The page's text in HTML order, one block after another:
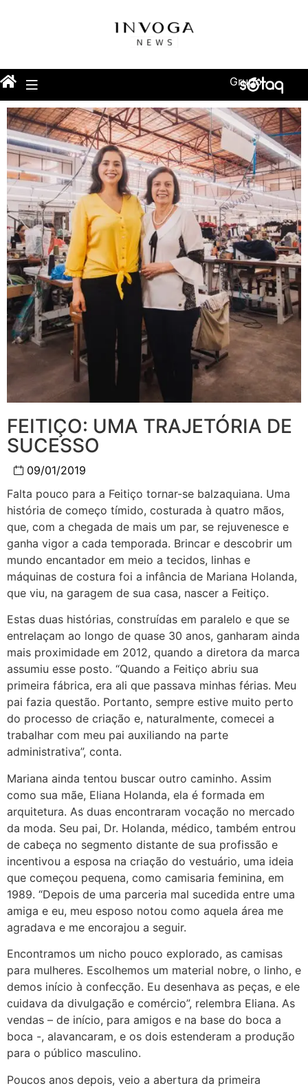
Grupo
FEITIÇO: UMA TRAJETÓRIA DE
SUCESSO
09/01/2019
Falta pouco para a Feitiço tornar-se balzaquiana. Uma
história de começo tímido, costurada à quatro mãos,
que, com a chegada de mais um par, se rejuvenesce e
ganha vigor a cada temporada. Brincar e descobrir um
mundo encantador em meio a tecidos, linhas e
máquinas de costura foi a infância de Mariana Holanda,
que viu, na garagem de sua casa, nascer a Feitiço.
Estas duas histórias, construídas em paralelo e que se
entrelaçam ao longo de quase 30 anos, ganharam ainda
mais proximidade em 2012, quando a diretora da marca
assumiu esse posto. “Quando a Feitiço abriu sua
primeira fábrica, era ali que passava minhas férias. Meu
pai fazia questão. Portanto, sempre estive muito perto
do processo de criação e, naturalmente, comecei a
trabalhar com meu pai auxiliando na parte
administrativa”, conta.
Mariana ainda tentou buscar outro caminho. Assim
como sua mãe, Eliana Holanda, ela é formada em
arquitetura. As duas encontraram vocação no mercado
da moda. Seu pai, Dr. Holanda, médico, também entrou
de cabeça no segmento distante de sua profissão e
incentivou a esposa na criação do vestuário, uma ideia
que começou pequena, como camisaria feminina, em
1989. “Depois de uma parceria mal sucedida entre uma
amiga e eu, meu esposo notou como aquela área me
agradava e me encorajou a seguir.
Encontramos um nicho pouco explorado, as camisas
para mulheres. Escolhemos um material nobre, o linho, e
demos início à confecção. Eu desenhava as peças, e ele
cuidava da divulgação e comércio”, relembra Eliana. As
vendas – de início, para amigos e na base do boca a
boca -, alavancaram, e os dois estenderam a produção
para o público masculino.
Poucos anos depois, veio a abertura da primeira